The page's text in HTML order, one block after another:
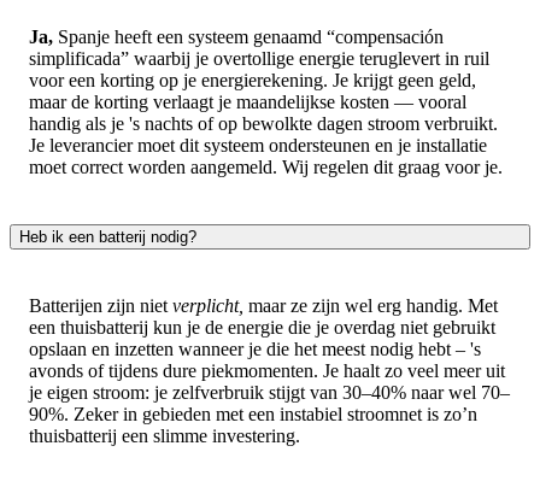
Ja, Spanje heeft een systeem genaamd “compensación
simplificada” waarbij je overtollige energie teruglevert in ruil
voor een korting op je energierekening. Je krijgt geen geld,
maar de korting verlaagt je maandelijkse kosten — vooral
handig als je 's nachts of op bewolkte dagen stroom verbruikt.
Je leverancier moet dit systeem ondersteunen en je installatie
moet correct worden aangemeld. Wij regelen dit graag voor je.
Heb ik een batterij nodig?
Batterijen zijn niet verplicht, maar ze zijn wel erg handig. Met
een thuisbatterij kun je de energie die je overdag niet gebruikt
opslaan en inzetten wanneer je die het meest nodig hebt – 's
avonds of tijdens dure piekmomenten. Je haalt zo veel meer uit
je eigen stroom: je zelfverbruik stijgt van 30–40% naar wel 70–
90%. Zeker in gebieden met een instabiel stroomnet is zo’n
thuisbatterij een slimme investering.